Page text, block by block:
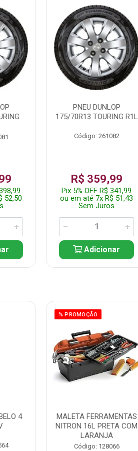
52,50
PNEU DUNLOP
175/70R13 TOURING R1L
Código: 261082
R$ 359,99
Pix 5% OFF R$ 341,99
ou em até 7x R$ 51,43
Sem Juros
Adicionar
4
% PROMOÇÃO
MALETA FERRAMENTAS
NITRON 16L PRETA COM
LARANJA
Código: 128066